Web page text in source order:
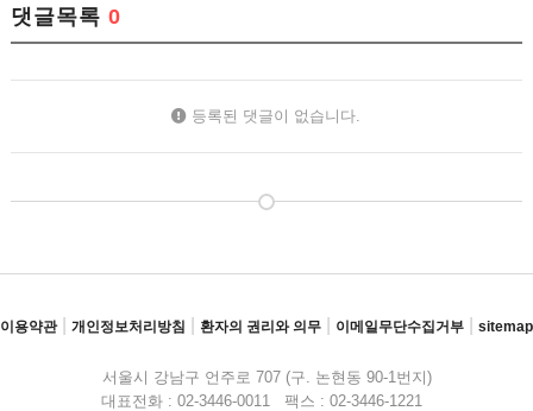
댓글목록0
등록된 댓글이 없습니다.
이용약관 개인정보처리방침 환자의 권리와 의무 이메일무단수집거부 sitemap
서울시 강남구 언주로 707 (구. 논현동 90-1번지)
대표전화 : 02-3446-0011 팩스 : 02-3446-1221